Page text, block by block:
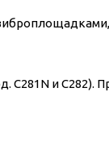
и C282).